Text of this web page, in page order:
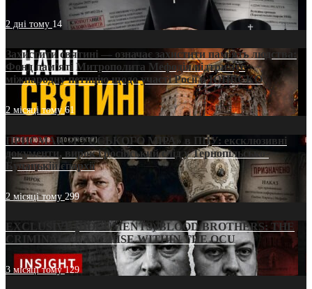
2 дні тому 14
Захистити святині — означає захистити пам’ять людства:
Фонд пам’яті Митрополита Мефодія підтримує
міжнародну петицію щодо участі Росії в ЮНЕСКО
2 місяці тому61
ПРИСМАК «РУССЬКОГО МІРА» в ПЦУ: ексклюзивні
документи, вирок і російський слід у Тернопільсько-
Бучацькій єпархії
2 місяці тому 299
EXCLUSIVE (DOCUMENTS)/BLOOD BROTHERS: THE
CRIMINAL FRANCHISE WITHIN THE OCU
3 місяці тому129